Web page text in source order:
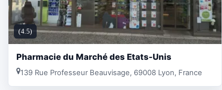
(4.5)
Pharmacie du Marché des Etats-Unis
139 Rue Professeur Beauvisage, 69008 Lyon, France